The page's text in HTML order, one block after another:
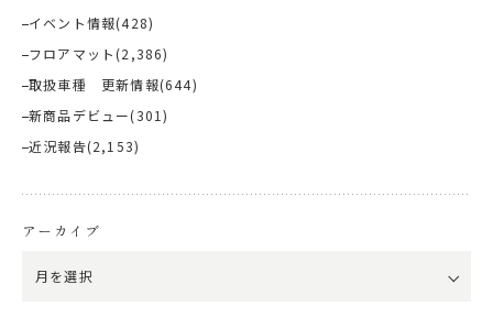
イベント情報(428)
フロアマット (2,386)
取扱車種 更新情報(644)
新商品デビュー(301)
近況報告(2,153)
アーカイブ